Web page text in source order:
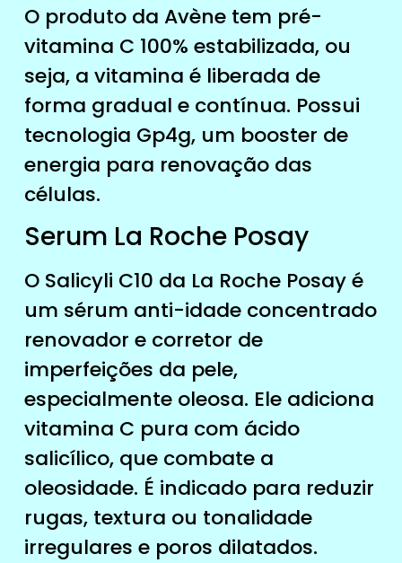
O produto da Avène tem pré-
vitamina C 100% estabilizada, ou
seja, a vitamina é liberada de
forma gradual e contínua. Possui
tecnologia Gp4g, um booster de
energia para renovação das
células.
Serum La Roche Posay
O Salicyli C10 da La Roche Posay é
um sérum anti-idade concentrado
renovador e corretor de
imperfeições da pele,
especialmente oleosa. Ele adiciona
vitamina C pura com ácido
salicílico, que combate a
oleosidade. É indicado para reduzir
rugas, textura ou tonalidade
irregulares e poros dilatados.